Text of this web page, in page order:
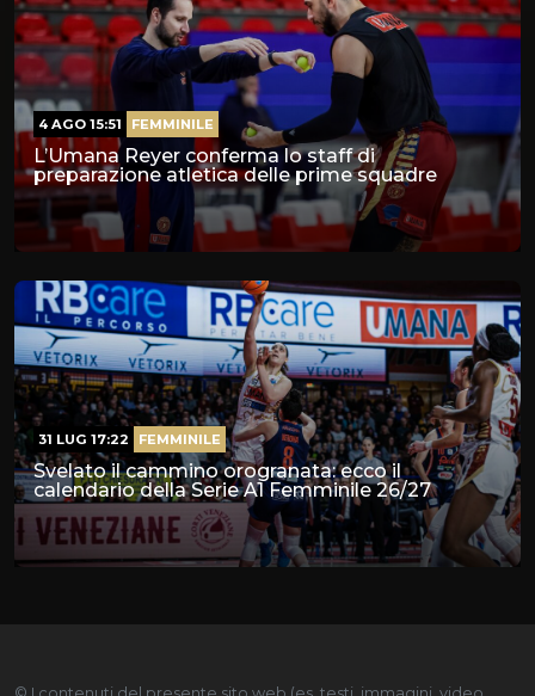
L’Umana Reyer conferma lo staff di
preparazione atletica delle prime squadre
4 AGO 15:51 FEMMINILE
Svelato il cammino orogranata: ecco il
calendario della Serie A1 Femminile 26/27
31 LUG 17:22 FEMMINILE